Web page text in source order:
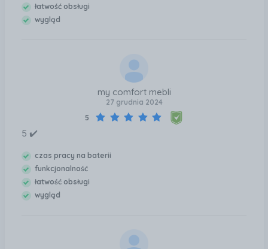
24h. To co daje iPhone 16 Pro w zakresie foto/video i
doznań wizualno - dźwiękowych rekompensuje mi
łatwość obsługi
wygląd
my comfort mebli
27 grudnia 2024
5
5 ✔️
czas pracy na baterii
funkcjonalność
łatwość obsługi
wygląd